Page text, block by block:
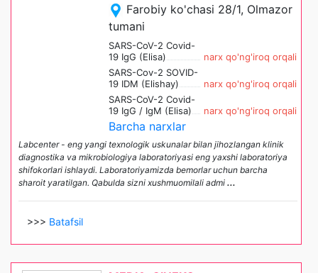
Farobiy ko'chasi 28/1, Olmazor
tumani
SARS-CoV-2 Covid-
19 IgG (Elisa)
narx qo'ng'iroq orqali
SARS-Cov-2 SOVID-
19 IDM (Elishay)
narx qo'ng'iroq orqali
SARS-CoV-2 Covid-
19 IgG / IgM (Elisa)
narx qo'ng'iroq orqali
Barcha narxlar
Labcenter - eng yangi texnologik uskunalar bilan jihozlangan klinik
diagnostika va mikrobiologiya laboratoriyasi eng yaxshi laboratoriya
shifokorlari ishlaydi. Laboratoriyamizda bemorlar uchun barcha
sharoit yaratilgan. Qabulda sizni xushmuomilali admi ...
>>> Batafsil